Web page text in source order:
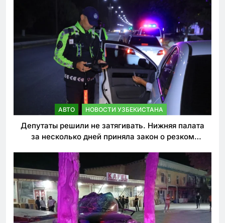
АВТО НОВОСТИ УЗБЕКИСТАНА
Депутаты решили не затягивать. Нижняя палата
за несколько дней приняла закон о резком